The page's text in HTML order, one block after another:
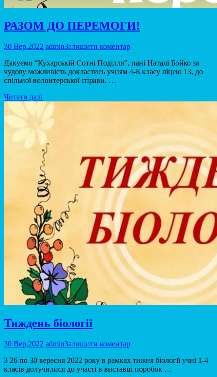
РАЗОМ ДО ПЕРЕМОГИ!
30 Вер,2022 adminЗалишити коментар
Дякуємо “Кухарській Сотні Поділля”, пані Наталі Бойко за
чудову можливість докластись учням 4-Б класу ліцею 13, до
спільної волонтерської справи. …
Читати далі
Тиждень біології
30 Вер,2022 adminЗалишити коментар
З 26 по 30 вересня 2022 року в рамках тижня біології учні 1-4
класів долучилися до участі в виставці поробок …